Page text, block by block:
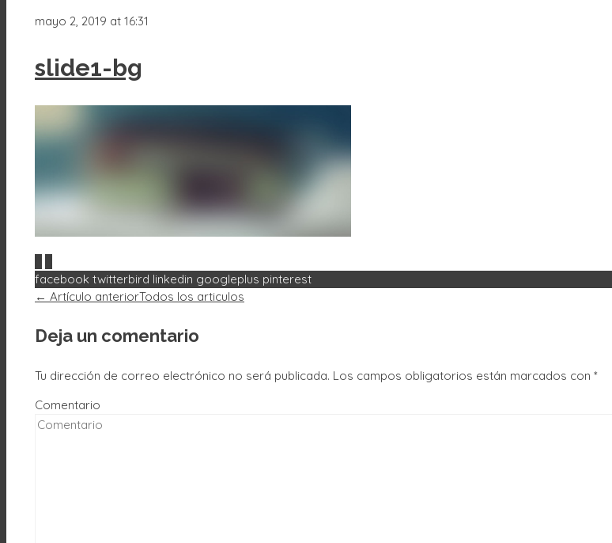
mayo 2, 2019 at 16:31
slide1-bg
facebook twitterbird linkedin googleplus pinterest
← Artículo anteriorTodos los articulos
Deja un comentario
Tu dirección de correo electrónico no será publicada. Los campos obligatorios están marcados con *
Comentario
AQUÍ Acepto Rechazar